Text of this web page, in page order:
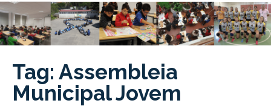
Tag: Assembleia
Municipal Jovem